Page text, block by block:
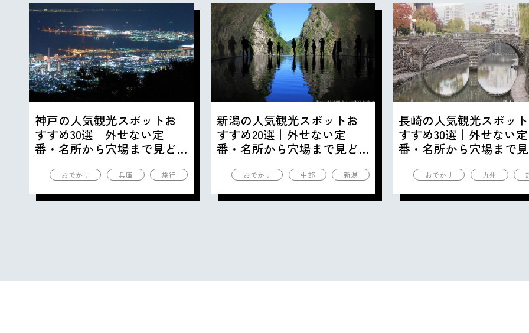
神戸の人気観光スポットお
すすめ30選｜外せない定
番・名所から穴場まで見ど
おでかけ 兵庫 旅行
新潟の人気観光スポットお
すすめ20選｜外せない定
番・名所から穴場まで見ど
おでかけ 中部 新潟
長崎の人気観光スポッ
すすめ30選｜外せない定
番・名所から穴場まで
おでかけ 九州